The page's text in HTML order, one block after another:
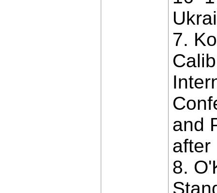
7.
and
after
8.